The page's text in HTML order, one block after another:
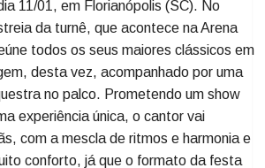
de 100 edições realizadas do festival
Lima anuncia uma nova fase da carreira
do projeto “”, com o qual
11/01, em Florianópolis (SC). No
da turnê, que acontece na Arena
todos os seus maiores clássicos em
desta vez, acompanhado por uma
no palco. Prometendo um show